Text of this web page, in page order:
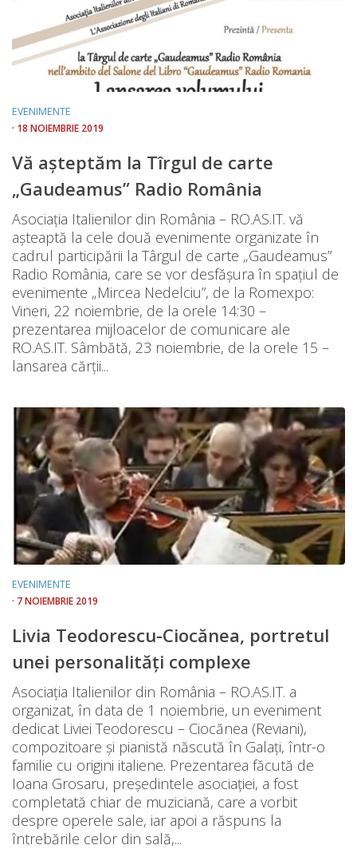
EVENIMENTE
· 18 NOIEMBRIE 2019
Vă așteptăm la Tîrgul de carte
„Gaudeamus” Radio România
Asociația Italienilor din România – RO.AS.IT. vă
așteaptă la cele două evenimente organizate în
cadrul participării la Târgul de carte „Gaudeamus”
Radio România, care se vor desfășura în spațiul de
evenimente „Mircea Nedelciu”, de la Romexpo:
Vineri, 22 noiembrie, de la orele 14:30 –
prezentarea mijloacelor de comunicare ale
RO.AS.IT. Sâmbătă, 23 noiembrie, de la orele 15 –
lansarea cărții...
EVENIMENTE
· 7 NOIEMBRIE 2019
Livia Teodorescu-Ciocănea, portretul
unei personalități complexe
Asociația Italienilor din România – RO.AS.IT. a
organizat, în data de 1 noiembrie, un eveniment
dedicat Liviei Teodorescu – Ciocănea (Reviani),
compozitoare și pianistă născută în Galați, într-o
familie cu origini italiene. Prezentarea făcută de
Ioana Grosaru, președintele asociației, a fost
completată chiar de muziciană, care a vorbit
despre operele sale, iar apoi a răspuns la
întrebările celor din sală,...